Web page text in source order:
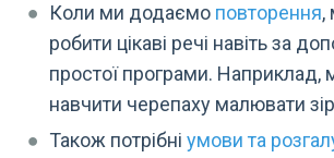
Коли ми додаємо повторення,
робити цікаві речі навіть за
простої програми.
навчити черепаху малювати
Також потрібніумови та